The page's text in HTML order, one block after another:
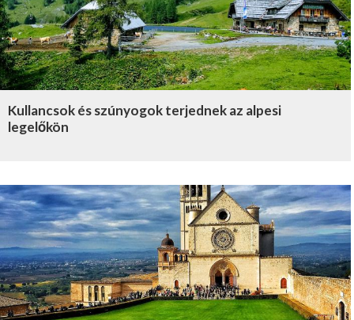
Kullancsok és szúnyogok terjednek az alpesi
legelőkön